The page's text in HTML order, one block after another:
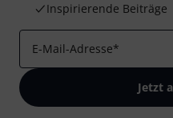
Inspirierende Beiträge
E-Mail-Adresse*
Jetzt